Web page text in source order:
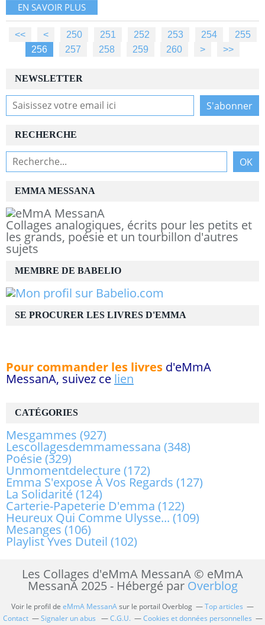
EN SAVOIR PLUS
<< < 200
210
220
230
240
250 251 252 253 254
255
256
257 258 259 260 270
280
290
300
400
500
> >>
NEWSLETTER
RECHERCHE
EMMA MESSANA
Collages analogiques, écrits pour les petits et
les grands, poésie et un tourbillon d'autres
sujets
CATÉGORIES
Mesgammes (927)
Lescollagesdemmamessana (348)
Poésie(329)
Unmomentdelecture(172)
Emma S'expose À Vos Regards (127)
La Solidarité(124)
Carterie-Papeterie D'emma (122)
Heureux Qui Comme Ulysse... (109)
Mesanges(106)
Playlist Yves Duteil (102)
MEMBRE DE BABELIO
SE PROCURER LES LIVRES D'EMMA
Pour commander les livres d'eMmA
MessanA, suivez ce lien
Les Collages d'eMmA MessanA © eMmA
MessanA 2025 - Hébergé par Overblog
Voir le profil de eMmA MessanAsur le portail Overblog
Top articles
Contact
Signaler un abus C.G.U.
Cookies et données personnelles